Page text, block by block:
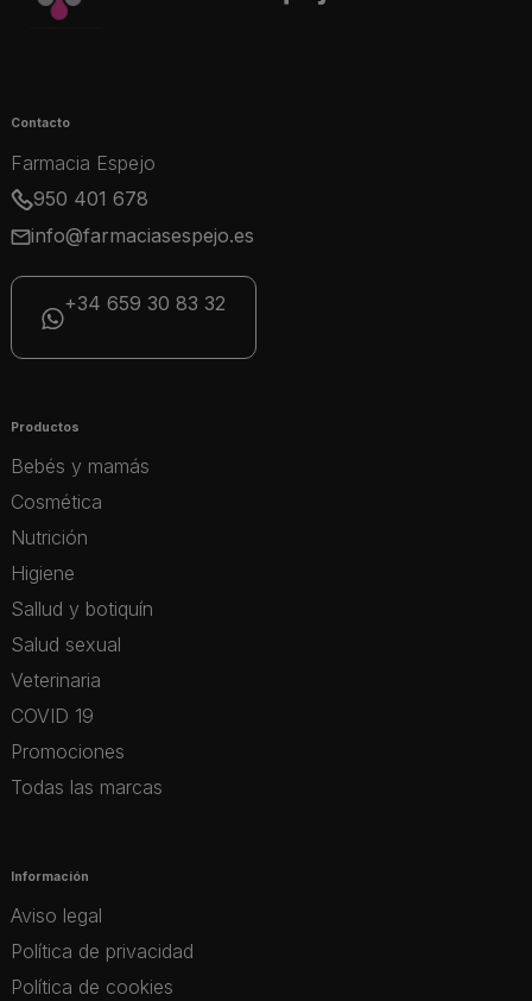
Contacto
Farmacia Espejo
950 401 678
info@farmaciasespejo.es
+34 659 30 83 32
Productos
Bebés y mamás
Cosmética
Nutrición
Higiene
Sallud y botiquín
Salud sexual
Veterinaria
COVID 19
Promociones
Todas las marcas
Información
Aviso legal
Política de privacidad
Política de cookies